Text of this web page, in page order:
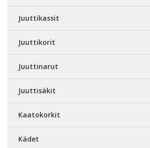
Juuttikassit
Juuttikorit
Juuttinarut
Juuttisäkit
Kaatokorkit
Kädet